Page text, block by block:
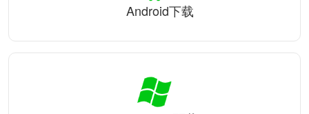
Android下载